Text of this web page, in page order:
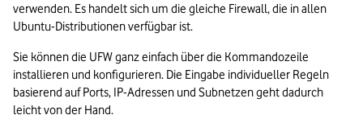
verwenden. Es handelt sich um die gleiche Firewall, die in allen
Ubuntu-Distributionen verfügbar ist.
Sie können die UFW ganz einfach über die Kommandozeile
installieren und konfigurieren. Die Eingabe individueller Regeln
basierend auf Ports, IP-Adressen und Subnetzen geht dadurch
leicht von der Hand.